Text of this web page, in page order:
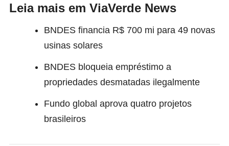
Leia mais em ViaVerde News
BNDES financia R$ 700 mi para 49 novas
usinas solares
BNDES bloqueia empréstimo a
propriedades desmatadas ilegalmente
Fundo global aprova quatro projetos
brasileiros